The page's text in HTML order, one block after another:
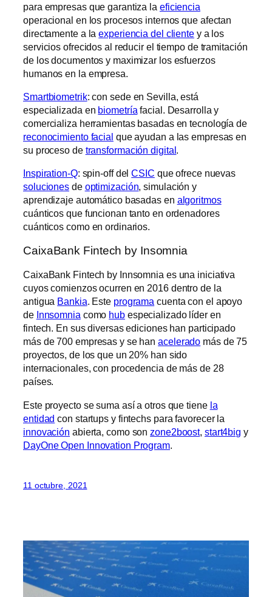
para empresas que garantiza la eficiencia
operacional en los procesos internos que afectan
directamente a laexperiencia del clientey a los
servicios ofrecidos al reducir el tiempo de tramitación
de los documentos y maximizar los esfuerzos
humanos en la empresa.
Smartbiometrik: con sede en Sevilla, está
especializada en biometría facial. Desarrolla y
comercializa herramientas basadas en tecnología de
reconocimiento facial que ayudan a las empresas en
su proceso de transformación digital.
Inspiration-Q: spin-off delCSIC que ofrece nuevas
soluciones de optimización, simulación y
aprendizaje automático basadas en algoritmos
cuánticos que funcionan tanto en ordenadores
cuánticos como en ordinarios.
CaixaBank Fintech by Insomnia
CaixaBank Fintech by Innsomnia es una iniciativa
cuyos comienzos ocurren en 2016 dentro de la
antigua Bankia. Este programa cuenta con el apoyo
de Innsomnia como hubespecializado líder en
fintech. En sus diversas ediciones han participado
más de 700 empresas y se hanacelerado más de 75
proyectos, de los que un 20% han sido
internacionales, con procedencia de más de 28
países.
Este proyecto se suma así a otros que tiene la
entidad con startups y fintechs para favorecer la
innovación abierta, como sonzone2boost, start4big y
DayOne Open Innovation Program.
11 octubre, 2021